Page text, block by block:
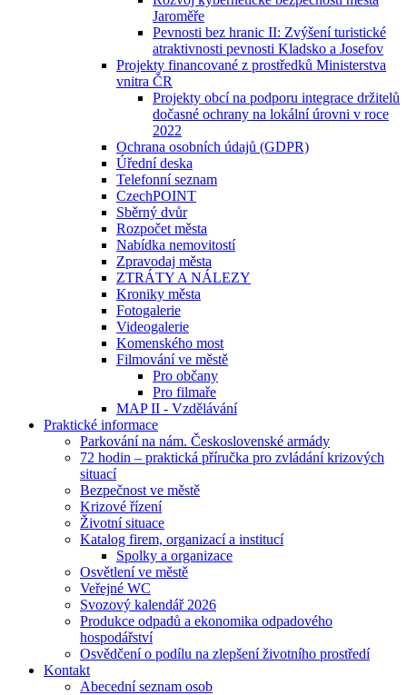
Jaroměře
Pevnosti bez hranic II: Zvýšení turistické
atraktivnosti pevnosti Kladsko a Josefov
Projekty financované z prostředků Ministerstva
vnitra ČR
Projekty obcí na podporu integrace držitelů
dočasné ochrany na lokální úrovni v roce
2022
Ochrana osobních údajů (GDPR)
Úřední deska
Telefonní seznam
CzechPOINT
Sběrný dvůr
Rozpočet města
Nabídka nemovitostí
Zpravodaj města
ZTRÁTY A NÁLEZY
Kroniky města
Fotogalerie
Videogalerie
Komenského most
Filmování ve městě
Pro občany
Pro filmaře
MAP II - Vzdělávání
Praktické informace
Parkování na nám. Československé armády
72 hodin – praktická příručka pro zvládání krizových
situací
Bezpečnost ve městě
Krizové řízení
Životní situace
Katalog firem, organizací a institucí
Spolky a organizace
Osvětlení ve městě
Veřejné WC
Svozový kalendář 2026
Produkce odpadů a ekonomika odpadového
hospodářství
Osvědčení o podílu na zlepšení životního prostředí
Kontakt
Abecední seznam osob